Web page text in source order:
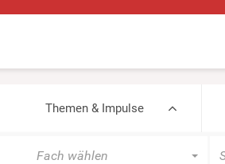
Themen & Impulse
Fach wählen